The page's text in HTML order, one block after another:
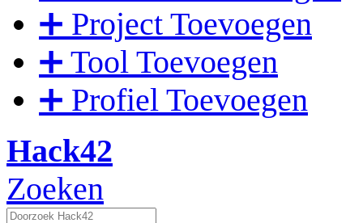
➕ Project Toevoegen
➕ Tool Toevoegen
➕ Profiel Toevoegen
Hack42
Zoeken